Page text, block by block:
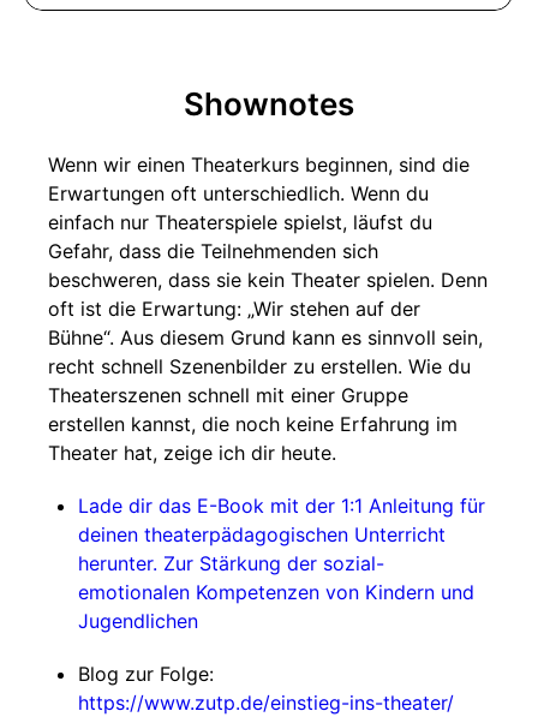
Shownotes
Wenn wir einen Theaterkurs beginnen, sind die
Erwartungen oft unterschiedlich. Wenn du
einfach nur Theaterspiele spielst, läufst du
Gefahr, dass die Teilnehmenden sich
beschweren, dass sie kein Theater spielen. Denn
oft ist die Erwartung: „Wir stehen auf der
Bühne“. Aus diesem Grund kann es sinnvoll sein,
recht schnell Szenenbilder zu erstellen. Wie du
Theaterszenen schnell mit einer Gruppe
erstellen kannst, die noch keine Erfahrung im
Theater hat, zeige ich dir heute.
Lade dir das E-Book mit der 1:1 Anleitung für
deinen theaterpädagogischen Unterricht
herunter. Zur Stärkung der sozial-
emotionalen Kompetenzen von Kindern und
Jugendlichen
Blog zur Folge:
https://www.zutp.de/einstieg-ins-theater/